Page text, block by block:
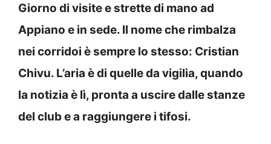
Giorno di visite e strette di mano ad
Appiano e in sede. Il nome che rimbalza
nei corridoi è sempre lo stesso: Cristian
Chivu. L’aria è di quelle da vigilia, quando
la notizia è lì, pronta a uscire dalle stanze
del club e a raggiungere i tifosi.